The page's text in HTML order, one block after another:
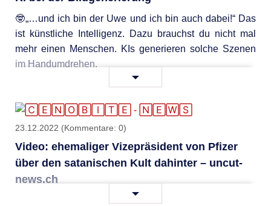
🤓„…und ich bin der Uwe und ich bin auch dabei!“ Das
ist künstliche Intelligenz. Dazu brauchst du nicht mal
mehr einen Menschen. KIs generieren solche Szenen
im Handumdrehen.
der
Bildgenerierung
23.12.2022 (Kommentare: 0)
Video: ehemaliger Vizepräsident von Pfizer
über den satanischen Kult dahinter – uncut-
news.ch